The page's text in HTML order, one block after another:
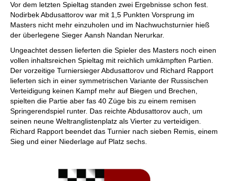
Vor dem letzten Spieltag standen zwei Ergebnisse schon fest.
Nodirbek Abdusattorov war mit 1,5 Punkten Vorsprung im
Masters nicht mehr einzuholen und im Nachwuchsturnier hieß
der überlegene Sieger Aansh Nandan Nerurkar.
Ungeachtet dessen lieferten die Spieler des Masters noch einen
vollen inhaltsreichen Spieltag mit reichlich umkämpften Partien.
Der vorzeitige Turniersieger Abdusattorov und Richard Rapport
lieferten sich in einer symmetrischen Variante der Russischen
Verteidigung keinen Kampf mehr auf Biegen und Brechen,
spielten die Partie aber fas 40 Züge bis zu einem remisen
Springerendspiel runter. Das reichte Abdusattorov auch, um
seinen neune Weltranglistenplatz als Vierter zu verteidigen.
Richard Rapport beendet das Turnier nach sieben Remis, einem
Sieg und einer Niederlage auf Platz sechs.